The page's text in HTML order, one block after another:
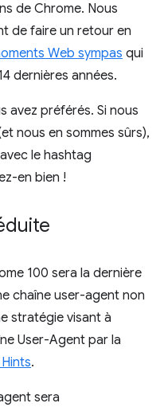
de Chrome. Nous
de faire un retour en
Web sympas qui
dernières années.
avez préférés. Si nous
nous en sommes sûrs),
avec le hashtag
en bien !
100 sera la dernière
chaîne user-agent non
stratégie visant à
User-Agent par la
.
sera